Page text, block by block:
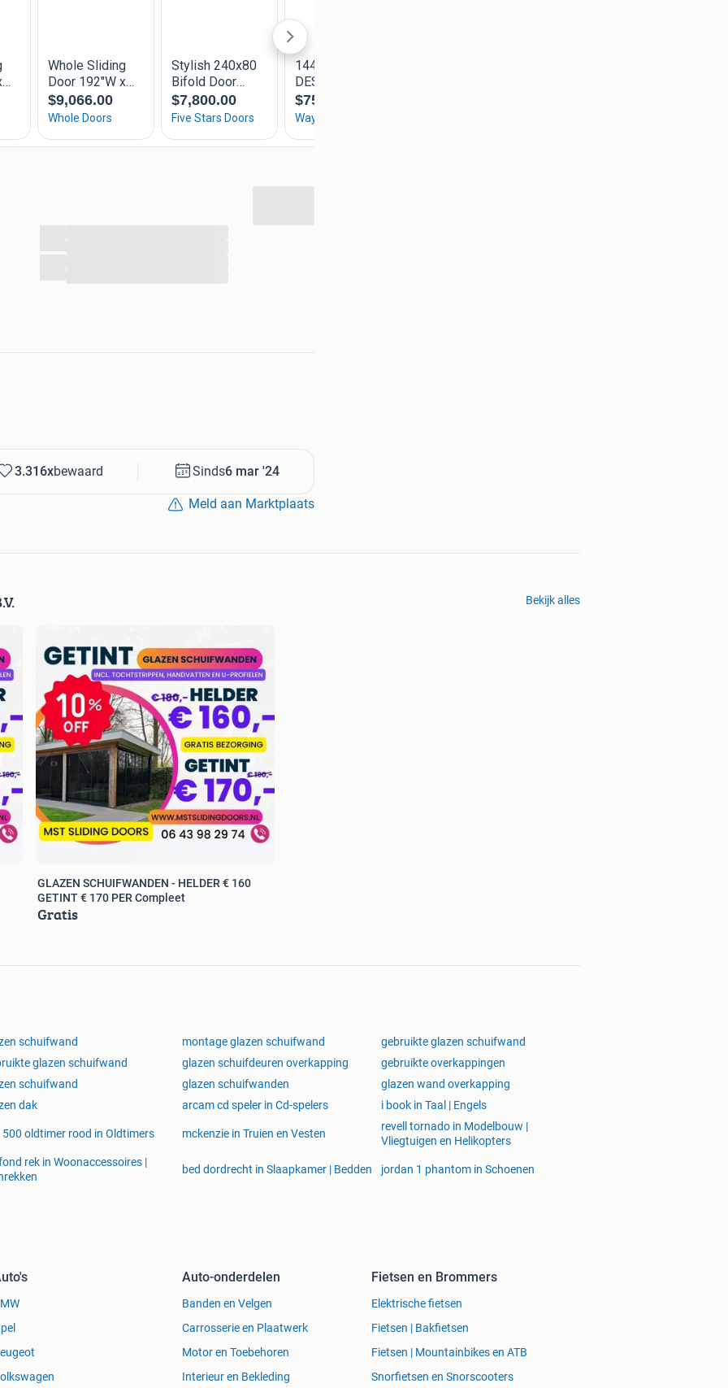
!
offerte aan via
3.316xbewaard Sinds6 mar '24
Meld aan Marktplaats
Bekijk alles
GLAZEN SCHUIFWANDEN - HELDER € 160
GETINT € 170 PER Compleet
Gratis
schuifwand montage glazen schuifwand
gebruikte glazen schuifwand
glazen schuifwand glazen schuifdeuren overkapping
gebruikte overkappingen
schuifwand glazen schuifwanden
glazen wand overkapping
dak arcam cd speler in Cd-spelers i book in Taal | Engels
oldtimer rood in Oldtimers mckenzie in Truien en Vesten
revell tornado in Modelbouw |
Vliegtuigen en Helikopters
rek in Woonaccessoires |
bed dordrecht in Slaapkamer | Bedden jordan 1 phantom in Schoenen
Auto-onderdelen
Banden en Velgen
Carrosserie en Plaatwerk
Motor en Toebehoren
Interieur en Bekleding
Fietsen en Brommers
Elektrische fietsen
Fietsen | Bakfietsen
Fietsen | Mountainbikes en ATB
Snorfietsen en Snorscooters